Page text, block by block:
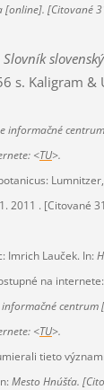
[online]. [Citované
Slovník
s. Kaligram &
informačné centrum
<TU>.
2011 . [Citované
Imrich Lauček. In:
na
centrum
<TU>.
tieto
Mesto Hnúšťa.